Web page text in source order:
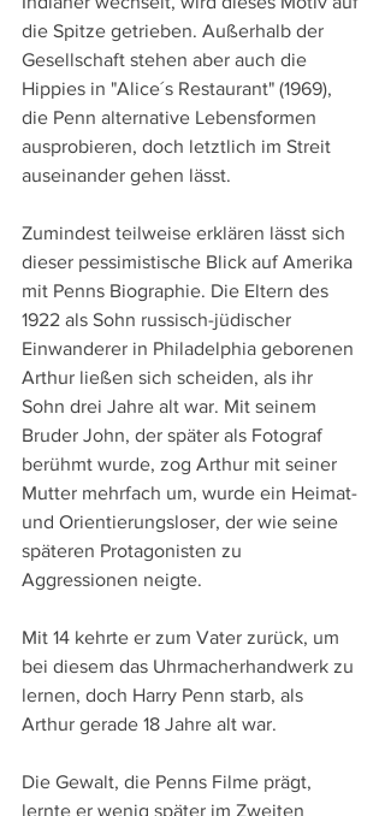
die Spitze getrieben. Außerhalb der
Gesellschaft stehen aber auch die
Hippies in "Alice´s Restaurant" (1969),
die Penn alternative Lebensformen
ausprobieren, doch letztlich im Streit
auseinander gehen lässt.
Zumindest teilweise erklären lässt sich
dieser pessimistische Blick auf Amerika
mit Penns Biographie. Die Eltern des
1922 als Sohn russisch-jüdischer
Einwanderer in Philadelphia geborenen
Arthur ließen sich scheiden, als ihr
Sohn drei Jahre alt war. Mit seinem
Bruder John, der später als Fotograf
berühmt wurde, zog Arthur mit seiner
Mutter mehrfach um, wurde ein Heimat-
und Orientierungsloser, der wie seine
späteren Protagonisten zu
Aggressionen neigte.
Mit 14 kehrte er zum Vater zurück, um
bei diesem das Uhrmacherhandwerk zu
lernen, doch Harry Penn starb, als
Arthur gerade 18 Jahre alt war.
Die Gewalt, die Penns Filme prägt,
lernte er wenig später im Zweiten